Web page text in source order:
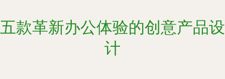
五款革新办公体验的创意产品设
计